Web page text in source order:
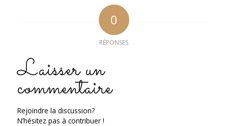
0
RÉPONSES
Laisser un
commentaire
Rejoindre la discussion?
N’hésitez pas à contribuer !